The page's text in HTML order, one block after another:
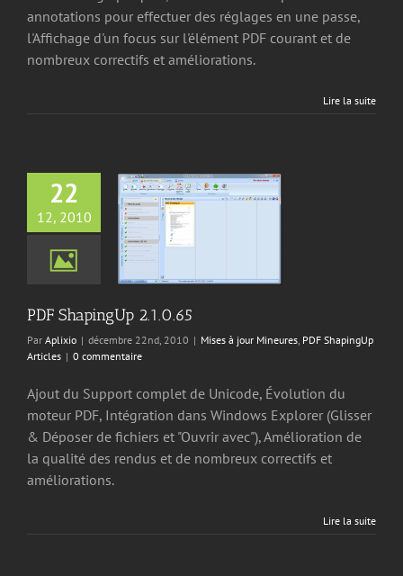
annotations pour effectuer des réglages en une passe,
l'Affichage d'un focus sur l'élément PDF courant et de
nombreux correctifs et améliorations.
Lire la suite
22
12, 2010
2.1.0.65
Mineures PDF
Articles
PDF ShapingUp 2.1.0.65
Par Aplixio | décembre 22nd, 2010 | Mises à jour Mineures PDF ShapingUp
Articles | 0 commentaire
Ajout du Support complet de Unicode, Évolution du
moteur PDF, Intégration dans Windows Explorer (Glisser
& Déposer de fichiers et "Ouvrir avec"), Amélioration de
la qualité des rendus et de nombreux correctifs et
améliorations.
Lire la suite